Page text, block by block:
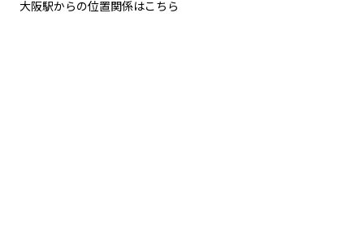
大阪駅からの位置関係はこちら